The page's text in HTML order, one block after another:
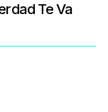
Te Va